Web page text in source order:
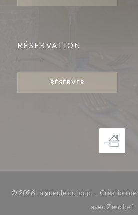
RÉSERVATION
RÉSERVER
© 2026 La gueule du loup — Création
avec Zenchef